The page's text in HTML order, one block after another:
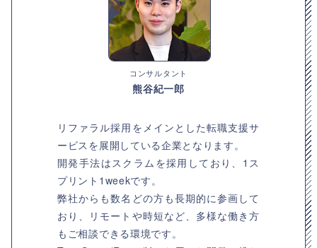
コンサルタント
熊谷紀一郎
リファラル採用をメインとした転職支援サ
ービスを展開している企業となります。
開発手法はスクラムを採用しており、1ス
プリント1weekです。
弊社からも数名どの方も長期的に参画して
おり、リモートや時短など、多様な働き方
もご相談できる環境です。